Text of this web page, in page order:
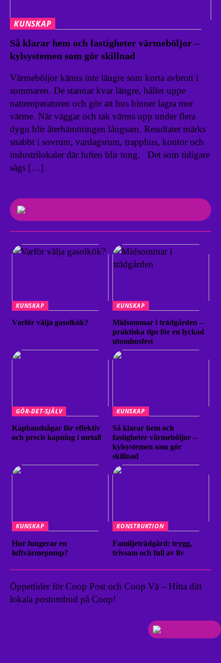
KUNSKAP
Så klarar hem och fastigheter värmeböljor –
kylsystemen som gör skillnad
Värmeböljor känns inte längre som korta avbrott i
sommaren. De stannar kvar längre, håller uppe
nattemperaturen och gör att hus hinner lagra mer
värme. När väggar och tak värms upp under flera
dygn blir återhämtningen långsam. Resultatet märks
snabbt i sovrum, vardagsrum, trapphus, kontor och
industrilokaler där luften blir tung. Det som tidigare
sågs […]
KUNSKAP
Varför välja gasolkök?
KUNSKAP
Midsommar i trädgården –
praktiska tips för en lyckad
utomhusfest
GÖR-DET-SJÄLV
Kapbandsågar för effektiv
och precis kapning i metall
KUNSKAP
Så klarar hem och
fastigheter värmeböljor –
kylsystemen som gör
skillnad
KUNSKAP
Hur fungerar en
luftvärmepump?
KONSTRUKTION
Familjeträdgård: trygg,
trivsam och full av liv
Öppettider för Coop Post och Coop Vä – Hitta ditt
lokala postombud på Coop!